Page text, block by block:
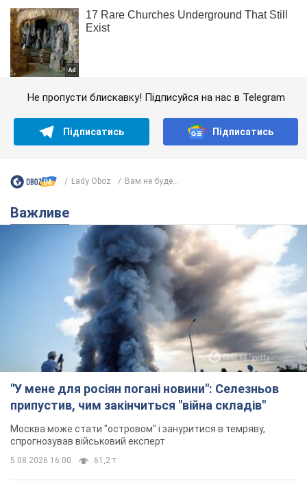
Не пропусти блискавку! Підписуйся на нас в Telegram
Підписатись Підписатись
Lady Oboz Вам не буде...
Важливе
"У мене для росіян погані новини": Селезньов
припустив, чим закінчиться "війна складів"
Москва може стати "островом" і зануритися в темряву,
спрогнозував військовий експерт
5.08.2026 16:00 61,2 т.